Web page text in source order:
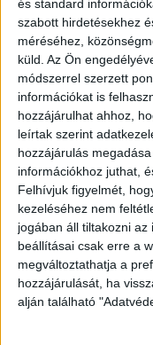
és standard
szabott hirdetésekhez
méréséhez,
küld. Az Ön
módszerrel szerzett
információkat is
hozzájárulhat ahhoz,
leírtak szerint
hozzájárulás
információkhoz juthat,
Felhívjuk figyelmét,
kezeléséhez nem
jogában áll tiltakozni az
beállításai csak erre a
megváltoztathatja a
hozzájárulását, ha
alján található
3.